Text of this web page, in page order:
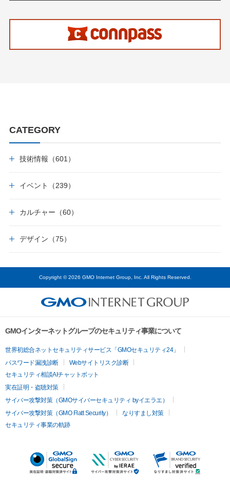
CATEGORY
技術情報（601）
イベント（239）
カルチャー（60）
デザイン（75）
Copyright © 2026 GMO Internet Group, Inc. All Rights Reserved.
GMOインターネットグループのセキュリティ事業について
世界初総合ネットセキュリティサービス「GMOセキュリティ24」
パスワード漏洩診断
Webサイトリスク診断
セキュリティ相談AIチャットボット
実在証明・盗聴対策
サイバー攻撃対策（GMOサイバーセキュリティ byイエラエ）
サイバー攻撃対策（GMO Flatt Security）
なりすまし対策
セキュリティ事業の軌跡